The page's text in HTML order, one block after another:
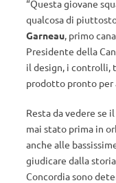
“Questa giovane
qualcosa di
Garneau, primo
Presidente della
il design, i controlli,
prodotto pronto per
Resta da vedere se
mai stato prima in
anche alle
giudicare dalla
Concordia sono